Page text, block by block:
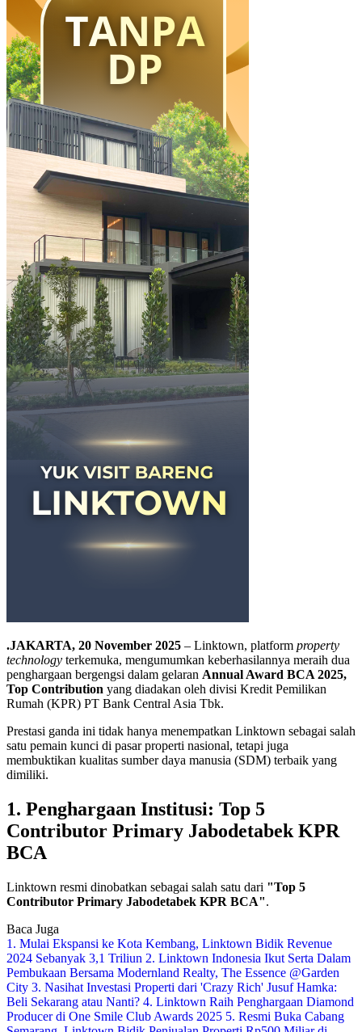
.JAKARTA, 20 November 2025 – Linktown, platform property
technology terkemuka, mengumumkan keberhasilannya meraih dua
penghargaan bergengsi dalam gelaran Annual Award BCA 2025,
Top Contribution yang diadakan oleh divisi Kredit Pemilikan
Rumah (KPR) PT Bank Central Asia Tbk.
Prestasi ganda ini tidak hanya menempatkan Linktown sebagai salah
satu pemain kunci di pasar properti nasional, tetapi juga
membuktikan kualitas sumber daya manusia (SDM) terbaik yang
dimiliki.
1. Penghargaan Institusi: Top 5
Contributor Primary Jabodetabek KPR
BCA
Linktown resmi dinobatkan sebagai salah satu dari "Top 5
Contributor Primary Jabodetabek KPR BCA".
Baca Juga
1. Mulai Ekspansi ke Kota Kembang, Linktown Bidik Revenue
2024 Sebanyak 3,1 Triliun 2. Linktown Indonesia Ikut Serta Dalam
Pembukaan Bersama Modernland Realty, The Essence @Garden
City 3. Nasihat Investasi Properti dari 'Crazy Rich' Jusuf Hamka:
Beli Sekarang atau Nanti? 4. Linktown Raih Penghargaan Diamond
Producer di One Smile Club Awards 2025 5. Resmi Buka Cabang